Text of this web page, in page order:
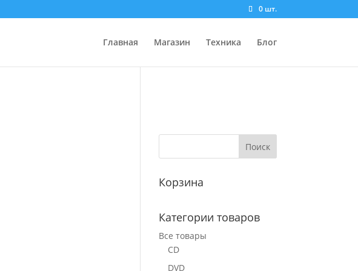
0 шт.
Главная Магазин Техника Блог
Корзина
Категории товаров
Все товары
CD
DVD